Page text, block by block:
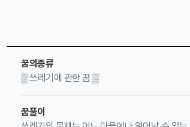
꿈의종류
▒ 쓰레기에 관한 꿈 ▒
꿈풀이